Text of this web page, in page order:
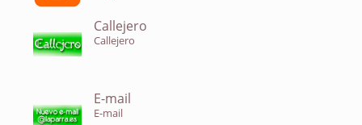
Callejero
Callejero
E-mail
E-mail